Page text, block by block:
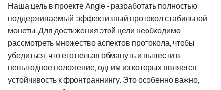
Наша цель в проекте Angle - разработать полностью
поддерживаемый, эффективный протокол стабильной
монеты. Для достижения этой цели необходимо
рассмотреть множество аспектов протокола, чтобы
убедиться, что его нельзя обмануть и вывести в
невыгодное положение, одним из которых является
устойчивость к фронтраннингу. Это особенно важно,